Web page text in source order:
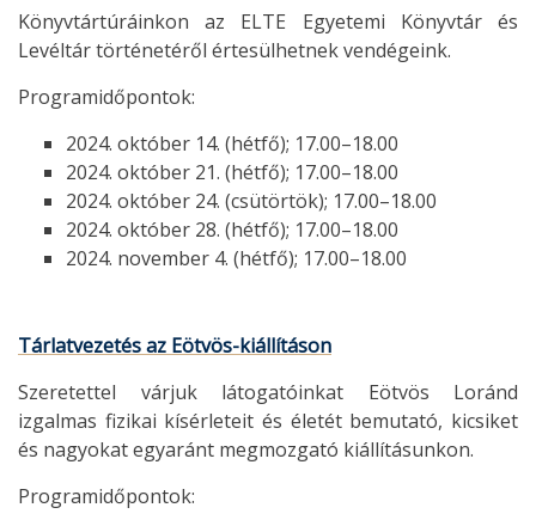
Könyvtártúráinkon az ELTE Egyetemi Könyvtár és
Levéltár történetéről értesülhetnek vendégeink.
Programidőpontok:
2024. október 14. (hétfő); 17.00–18.00
2024. október 21. (hétfő); 17.00–18.00
2024. október 24. (csütörtök); 17.00–18.00
2024. október 28. (hétfő); 17.00–18.00
2024. november 4. (hétfő); 17.00–18.00
Tárlatvezetés az Eötvös-kiállításon
Szeretettel várjuk látogatóinkat Eötvös Loránd
izgalmas fizikai kísérleteit és életét bemutató, kicsiket
és nagyokat egyaránt megmozgató kiállításunkon.
Programidőpontok: